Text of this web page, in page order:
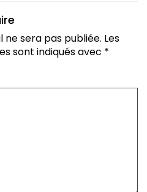
sera pas publiée. Les
sont indiqués avec *